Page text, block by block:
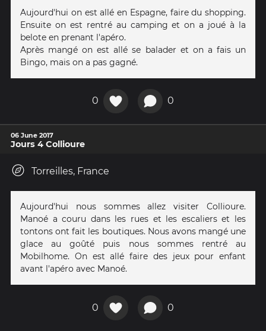
Aujourd'hui on est allé en Espagne, faire du shopping.
Ensuite on est rentré au camping et on a joué à la
belote en prenant l'apéro.
Après mangé on est allé se balader et on a fais un
Bingo, mais on a pas gagné.
0 0
06 June 2017
Jours 4 Collioure
Torreilles, France
Aujourd'hui nous sommes allez visiter Collioure.
Manoé a couru dans les rues et les escaliers et les
tontons ont fait les boutiques. Nous avons mangé une
glace au goûté puis nous sommes rentré au
Mobilhome. On est allé faire des jeux pour enfant
avant l'apéro avec Manoé.
0 0